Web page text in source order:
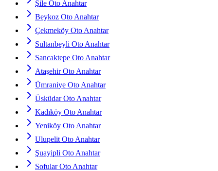
Şile Oto Anahtar
Beykoz Oto Anahtar
Çekmeköy Oto Anahtar
Sultanbeyli Oto Anahtar
Sancaktepe Oto Anahtar
Ataşehir Oto Anahtar
Ümraniye Oto Anahtar
Üsküdar Oto Anahtar
Kadıköy Oto Anahtar
Yeniköy Oto Anahtar
Ulupelit Oto Anahtar
Şuayipli Oto Anahtar
Sofular Oto Anahtar